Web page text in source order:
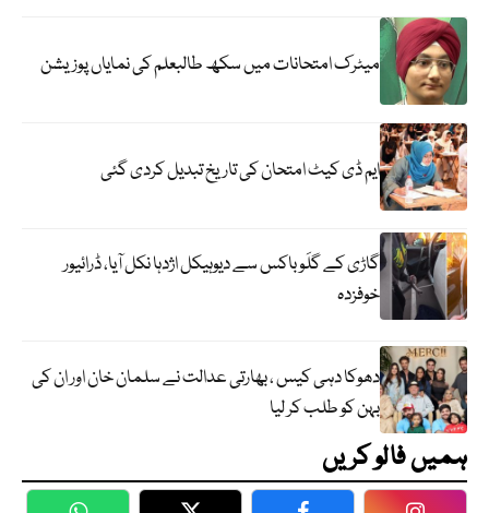
میٹرک امتحانات میں سکھ طالبعلم کی نمایاں پوزیشن
ایم ڈی کیٹ امتحان کی تاریخ تبدیل کردی گئی
گاڑی کے گلَو باکس سے دیوہیکل اژدہا نکل آیا، ڈرائیور
خوفزدہ
دھوکا دہی کیس ، بھارتی عدالت نے سلمان خان اور ان کی
بہن کو طلب کر لیا
ہمیں فالو کریں